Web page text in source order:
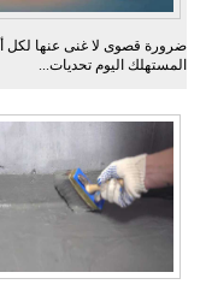
ضرورة قصوى لا غنى عنها لكل
المستهلك اليوم تحديات...